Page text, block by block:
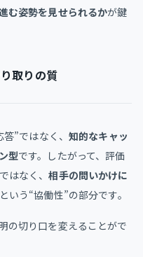
む姿勢を見せられるかが鍵
取りの質
答”ではなく、知的なキャッ
型です。したがって、評価
はなく、相手の問いかけに
という“協働性”の部分です。
の切り口を変えることがで